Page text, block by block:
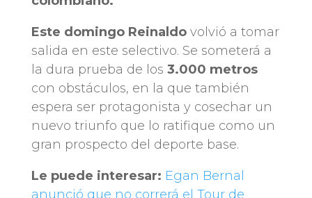
Este domingo Reinaldovolvió a tomar
salida en este selectivo. Se someterá a
la dura prueba de los 3.000 metros
con obstáculos, en la que también
espera ser protagonista y cosechar un
nuevo triunfo que lo ratifique como un
gran prospecto del deporte base.
Le puede interesar: Egan Bernal
anunció que no correrá el Tour de